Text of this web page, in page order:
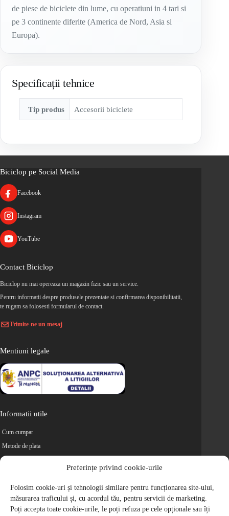
Preferințe privind cookie-urile
Folosim cookie-uri și tehnologii similare pentru funcționarea site-ului,
măsurarea traficului și, cu acordul tău, pentru servicii de marketing.
Poți accepta toate cookie-urile, le poți refuza pe cele opționale sau îți
de piese de biciclete din lume, cu operatiuni in 4 tari si
pe 3 continente diferite (America de Nord, Asia si
Europa).
Specificații tehnice
Tip produs Accesorii biciclete
Biciclop pe Social Media
Facebook
Instagram
YouTube
Contact Biciclop
Biciclop nu mai opereaza un magazin fizic sau un service.
Pentru informatii despre produsele prezentate si confirmarea disponibilitatii,
te rugam sa folosesti formularul de contact.
Trimite-ne un mesaj
Mentiuni legale
Informatii utile
Cum cumpar
Metode de plata
Retur
Cariere